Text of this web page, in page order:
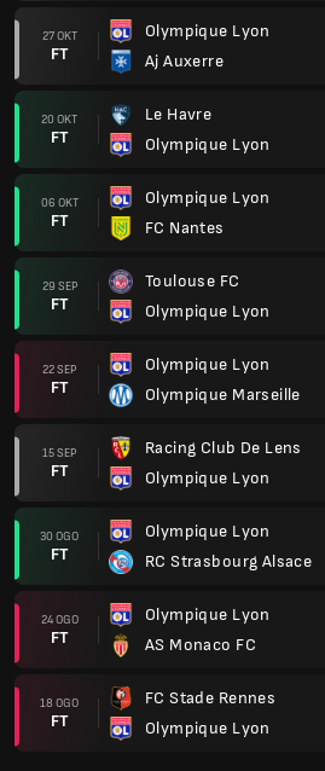
27 OKT
FT
Olympique Lyon
Aj Auxerre
20 OKT
FT
Le Havre
Olympique Lyon
06 OKT
FT
Olympique Lyon
FC Nantes
29 SEP
FT
Toulouse FC
Olympique Lyon
22 SEP
FT
Olympique Lyon
Olympique Marseille
15 SEP
FT
Racing Club De Lens
Olympique Lyon
30 OGO
FT
Olympique Lyon
RC Strasbourg Alsace
24 OGO
FT
Olympique Lyon
AS Monaco FC
18 OGO
FT
FC Stade Rennes
Olympique Lyon